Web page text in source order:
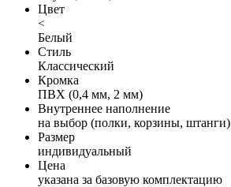
Цвет
<
Белый
Стиль
Классический
Кромка
ПВХ (0,4 мм, 2 мм)
Внутреннее наполнение
на выбор (полки, корзины, штанги)
Размер
индивидуальный
Цена
указана за базовую комплектацию